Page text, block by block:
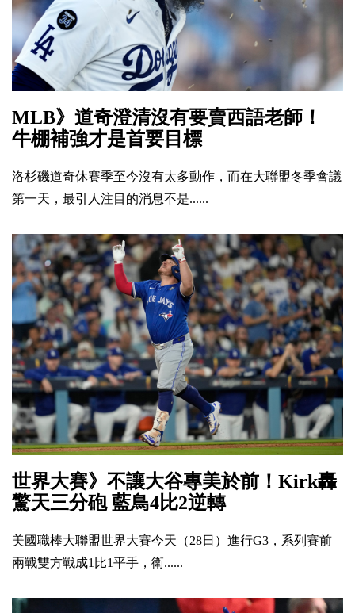
MLB》道奇澄清沒有要賣西語老師！
牛棚補強才是首要目標
洛杉磯道奇休賽季至今沒有太多動作，而在大聯盟冬季會議
第一天，最引人注目的消息不是......
世界大賽》不讓大谷專美於前！Kirk轟
驚天三分砲 藍鳥4比2逆轉
美國職棒大聯盟世界大賽今天（28日）進行G3，系列賽前
兩戰雙方戰成1比1平手，衛......